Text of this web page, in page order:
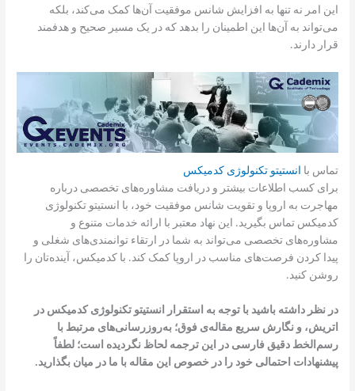
این امر نه تنها به افزایش شانس موفقیت آن‌ها کمک می‌کند، بلکه
می‌تواند به آن‌ها این اطمینان را بدهد که در یک مسیر صحیح و هدفمند
قرار دارند.
تماس با
انستیتو تکنولوژی کدمیکس
برای کسب اطلاعات بیشتر و دریافت مشاوره‌های تخصصی درباره
مهاجرت به اروپا و تقویت شانس موفقیت خود، با انستیتو تکنولوژی
کدمیکس تماس بگیرید. این نهاد معتبر با ارائه خدمات متنوع و
مشاوره‌های تخصصی می‌تواند به شما در ارتقاء توانمندی‌های شغلی و
پیدا کردن فرصت‌های مناسب در اروپا کمک کند. با کدمیکس، آینده‌تان را
روشن کنید.
در نظر داشته باشید با توجه به استقرار انستیتو تکنولوژی کدمیکس در
اتریش، و نگارش سریع مقاله‌ی فوق؛ به‌روزرسانی‌های مرتبط با
رسم‌الخط دقیق فارسی در این ترجمه لحاظ نگردیده است؛ لطفاً
پیشنهادات احتمالی خود را در خصوص این مقاله با ما در میان بگذارید.